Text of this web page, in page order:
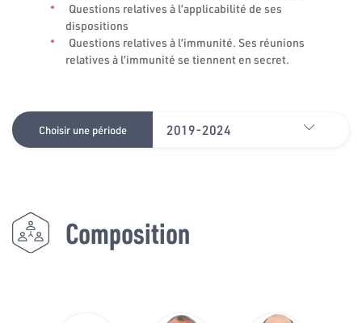
Questions relatives à l’applicabilité de ses
dispositions
Questions relatives à l’immunité. Ses réunions
relatives à l’immunité se tiennent en secret.
Choisir une période 2019-2024
Composition